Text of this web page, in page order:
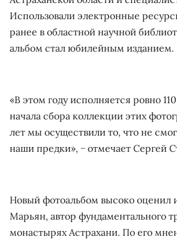
Использовали электронные
ранее в областной научной
альбом стал юбилейным изданием.
«В этом году исполняется ровно
начала сбора коллекции этих
лет мы осуществили то, что не
наши предки», − отмечает Сергей
Новый фотоальбом высоко оценил
Марьян, автор фундаментального
монастырях Астрахани. По его